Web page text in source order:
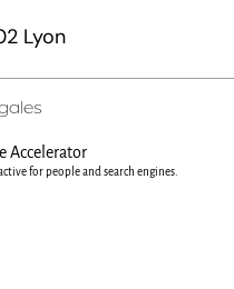
Lyon
Accelerator
for people and search engines.